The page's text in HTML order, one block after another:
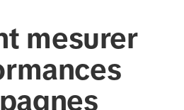
mesurer